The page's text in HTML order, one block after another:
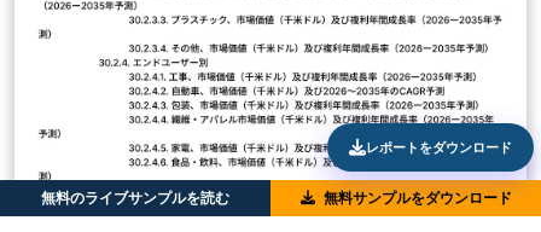
無料のライブサンプルを読む 無料サンプルをダウンロード
レポートをダウンロード